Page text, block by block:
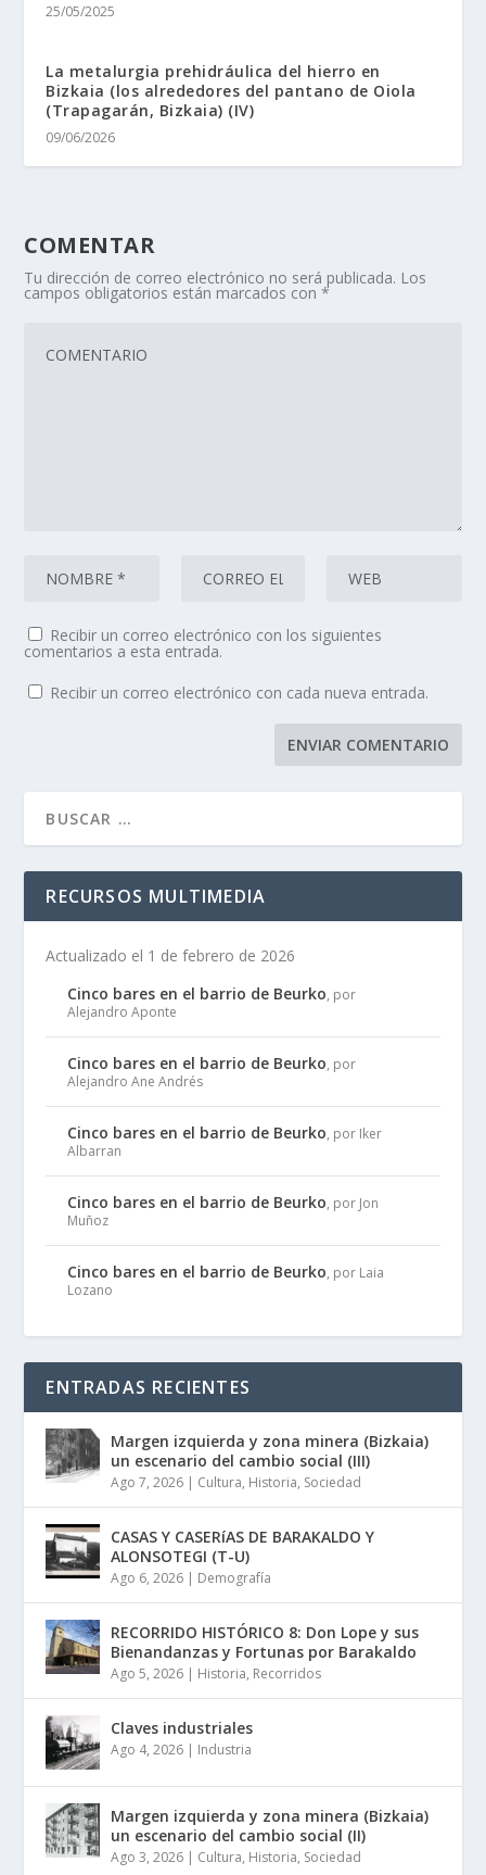
25/05/2025
La metalurgia prehidráulica del hierro en
Bizkaia (los alrededores del pantano de Oiola
(Trapagarán, Bizkaia) (IV)
09/06/2026
COMENTAR
Tu dirección de correo electrónico no será publicada. Los
campos obligatorios están marcados con*
Recibir un correo electrónico con los siguientes
comentarios a esta entrada.
Recibir un correo electrónico con cada nueva entrada.
RECURSOS MULTIMEDIA
Actualizado el 1 de febrero de 2026
Cinco bares en el barrio de Beurko, por
Alejandro Aponte
Cinco bares en el barrio de Beurko, por
Alejandro Ane Andrés
Cinco bares en el barrio de Beurko, por Iker
Albarran
Cinco bares en el barrio de Beurko, por Jon
Muñoz
Cinco bares en el barrio de Beurko, por Laia
Lozano
ENTRADAS RECIENTES
Margen izquierda y zona minera (Bizkaia)
un escenario del cambio social (III)
Ago 7, 2026 | Cultura, Historia, Sociedad
CASAS Y CASERíAS DE BARAKALDO Y
ALONSOTEGI (T-U)
Ago 6, 2026 | Demografía
RECORRIDO HISTÓRICO 8: Don Lope y sus
Bienandanzas y Fortunas por Barakaldo
Ago 5, 2026 | Historia, Recorridos
Claves industriales
Ago 4, 2026 | Industria
Margen izquierda y zona minera (Bizkaia)
un escenario del cambio social (II)
Ago 3, 2026 | Cultura, Historia, Sociedad